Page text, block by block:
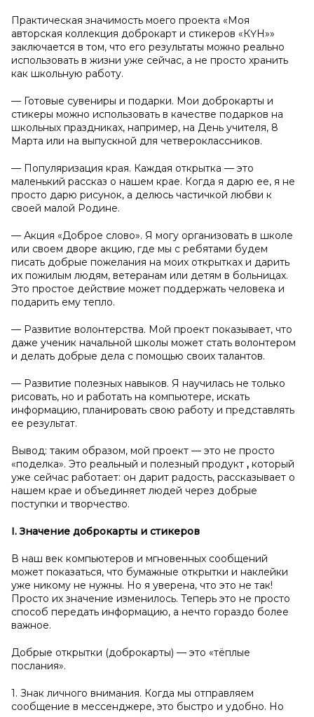
Практическая значимость моего проекта «Моя
авторская коллекция доброкарт и стикеров «КҮН»»
заключается в том, что его результаты можно реально
использовать в жизни уже сейчас, а не просто хранить
как школьную работу.
— Готовые сувениры и подарки. Мои доброкарты и
стикеры можно использовать в качестве подарков на
школьных праздниках, например, на День учителя, 8
Марта или на выпускной для четвероклассников.
— Популяризация края. Каждая открытка — это
маленький рассказ о нашем крае. Когда я дарю ее, я не
просто дарю рисунок, а делюсь частичкой любви к
своей малой Родине.
— Акция «Доброе слово». Я могу организовать в школе
или своем дворе акцию, где мы с ребятами будем
писать добрые пожелания на моих открытках и дарить
их пожилым людям, ветеранам или детям в больницах.
Это простое действие может поддержать человека и
подарить ему тепло.
— Развитие волонтерства. Мой проект показывает, что
даже ученик начальной школы может стать волонтером
и делать добрые дела с помощью своих талантов.
— Развитие полезных навыков. Я научилась не только
рисовать, но и работать на компьютере, искать
информацию, планировать свою работу и представлять
ее результат.
Вывод: таким образом, мой проект — это не просто
«поделка». Это реальный и полезный продукт , который
уже сейчас работает: он дарит радость, рассказывает о
нашем крае и объединяет людей через добрые
поступки и творчество.
I. Значение доброкарты и стикеров
В наш век компьютеров и мгновенных сообщений
может показаться, что бумажные открытки и наклейки
уже никому не нужны. Но я уверена, что это не так!
Просто их значение изменилось. Теперь это не просто
способ передать информацию, а нечто гораздо более
важное.
Добрые открытки (доброкарты) — это «тёплые
послания».
1. Знак личного внимания. Когда мы отправляем
сообщение в мессенджере, это быстро и удобно. Но